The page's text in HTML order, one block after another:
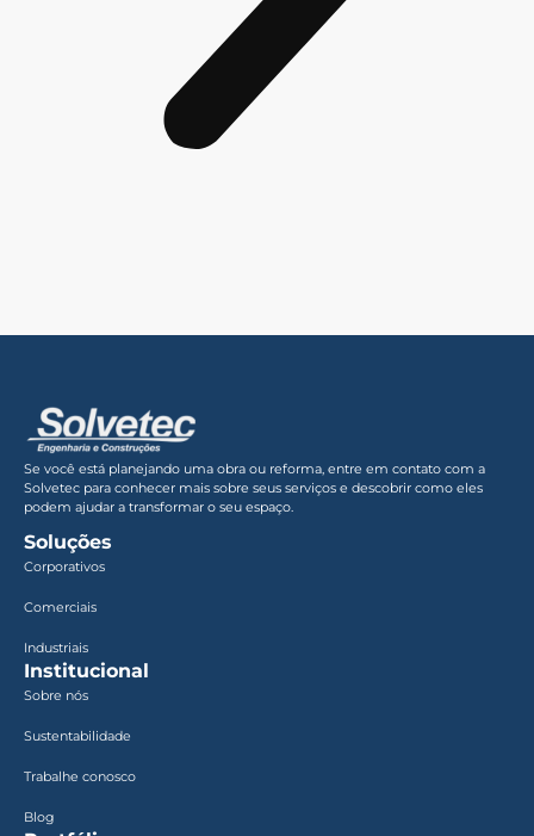
Se você está planejando uma obra ou reforma, entre em contato com a
Solvetec para conhecer mais sobre seus serviços e descobrir como eles
podem ajudar a transformar o seu espaço.
Soluções
Corporativos
Comerciais
Industriais
Institucional
Sobre nós
Sustentabilidade
Trabalhe conosco
Blog